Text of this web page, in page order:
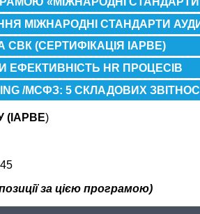
МІЖНАРОДНІ СТАНДАРТИ
СВК (СЕРТИФІКАЦІЯ IAPBE)
ЕФЕКТИВНІСТЬ HR ПРОЦЕСІВ
/МСФЗ: 5 СКЛАДОВИХ
)
за цією програмою)